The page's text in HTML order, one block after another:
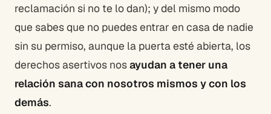
reclamación si no te lo dan); y del mismo modo
que sabes que no puedes entrar en casa de nadie
sin su permiso, aunque la puerta esté abierta, los
derechos asertivos nosayudan a tener una
relación sana con nosotros mismos y con los
demás.